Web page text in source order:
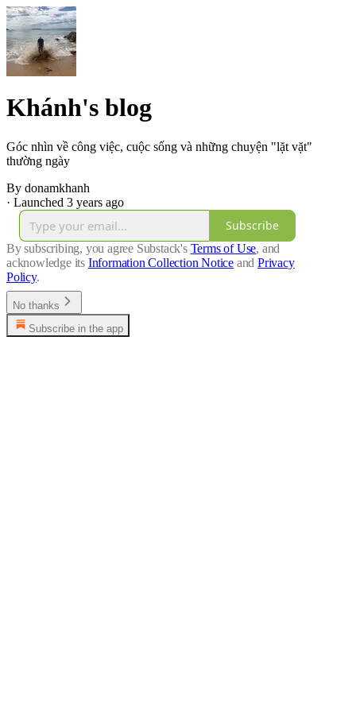
Khánh's blog
Góc nhìn về công việc, cuộc sống và những chuyện "lặt vặt"
thường ngày
By donamkhanh
· Launched 3 years ago
Subscribe
By subscribing, you agree Substack's Terms of Use, and
acknowledge its Information Collection Notice and Privacy
Policy.
No thanks
Subscribe in the app